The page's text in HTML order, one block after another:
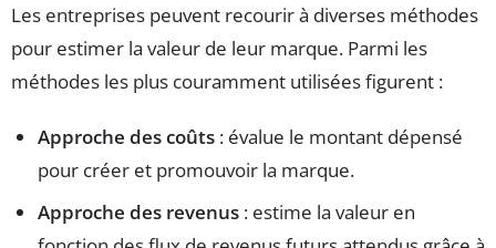
Les entreprises peuvent recourir à diverses méthodes
pour estimer la valeur de leur marque. Parmi les
méthodes les plus couramment utilisées figurent :
Approche des coûts : évalue le montant dépensé
pour créer et promouvoir la marque.
Approche des revenus : estime la valeur en